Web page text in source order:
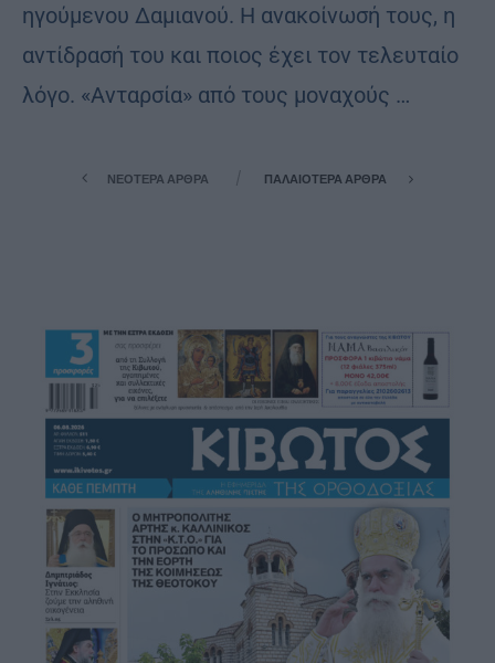
ηγούμενου Δαμιανού. Η ανακοίνωσή τους, η
αντίδρασή του και ποιος έχει τον τελευταίο
λόγο. «Ανταρσία» από τους μοναχούς …
ΝΕΌΤΕΡΑ ΆΡΘΡΑ ΠΑΛΑΙΌΤΕΡΑ ΆΡΘΡΑ